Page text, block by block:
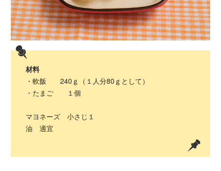
材料
・軟飯 240ｇ（１人分80ｇとして）
・たまご １個
マヨネーズ 小さじ１
油 適宜